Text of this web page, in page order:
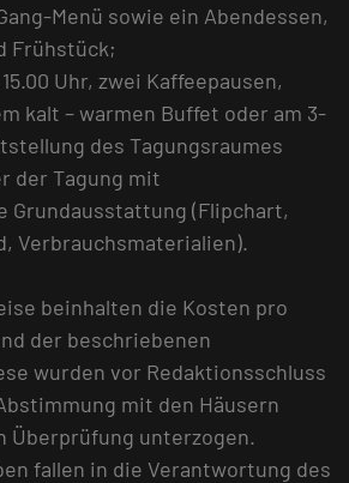
Menü sowie ein Abendessen,
Frühstück;
Uhr, zwei Kaffeepausen,
kalt – warmen Buffet oder am 3-
des Tagungsraumes
der Tagung mit
Grundausstattung (Flipchart,
Verbrauchsmaterialien).
beinhalten die Kosten pro
der beschriebenen
wurden vor Redaktionsschluss
mit den Häusern
Überprüfung unterzogen.
fallen in die Verantwortung des